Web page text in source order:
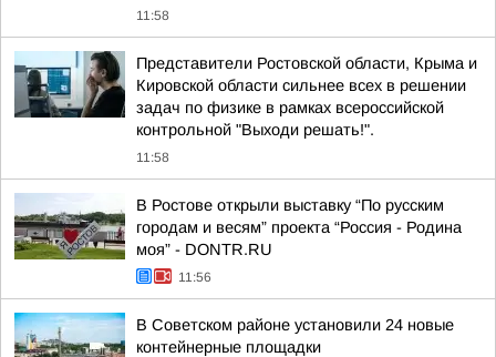
11:58
Представители Ростовской области, Крыма и
Кировской области сильнее всех в решении
задач по физике в рамках всероссийской
контрольной "Выходи решать!".
11:58
В Ростове открыли выставку “По русским
городам и весям” проекта “Россия - Родина
моя” - DONTR.RU
11:56
В Советском районе установили 24 новые
контейнерные площадки